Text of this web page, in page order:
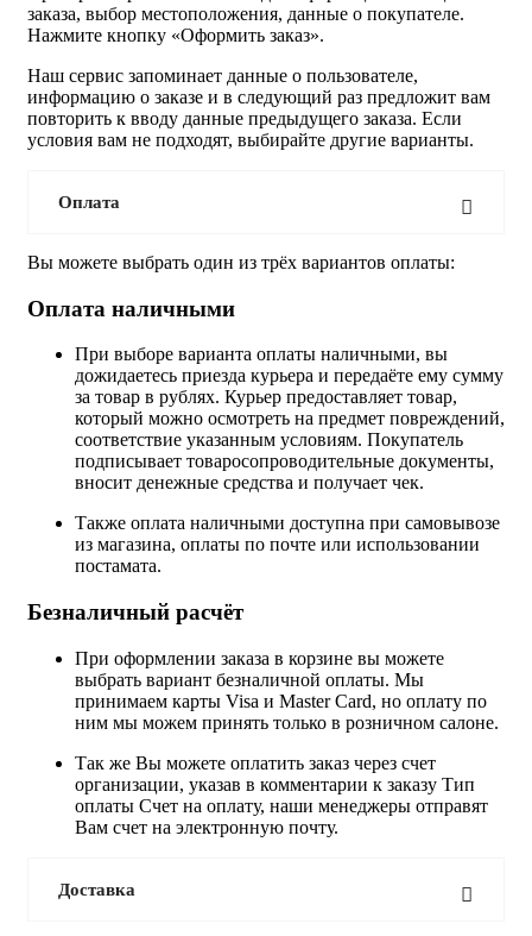
заказа, выбор местоположения, данные о покупателе.
Нажмите кнопку «Оформить заказ».
Наш сервис запоминает данные о пользователе,
информацию о заказе и в следующий раз предложит вам
повторить к вводу данные предыдущего заказа. Если
условия вам не подходят, выбирайте другие варианты.
Оплата
Вы можете выбрать один из трёх вариантов оплаты:
Оплата наличными
При выборе варианта оплаты наличными, вы
дожидаетесь приезда курьера и передаёте ему сумму
за товар в рублях. Курьер предоставляет товар,
который можно осмотреть на предмет повреждений,
соответствие указанным условиям. Покупатель
подписывает товаросопроводительные документы,
вносит денежные средства и получает чек.
Также оплата наличными доступна при самовывозе
из магазина, оплаты по почте или использовании
постамата.
Безналичный расчёт
При оформлении заказа в корзине вы можете
выбрать вариант безналичной оплаты. Мы
принимаем карты Visa и Master Card, но оплату по
ним мы можем принять только в розничном салоне.
Так же Вы можете оплатить заказ через счет
организации, указав в комментарии к заказу Тип
оплаты Счет на оплату, наши менеджеры отправят
Вам счет на электронную почту.
Доставка